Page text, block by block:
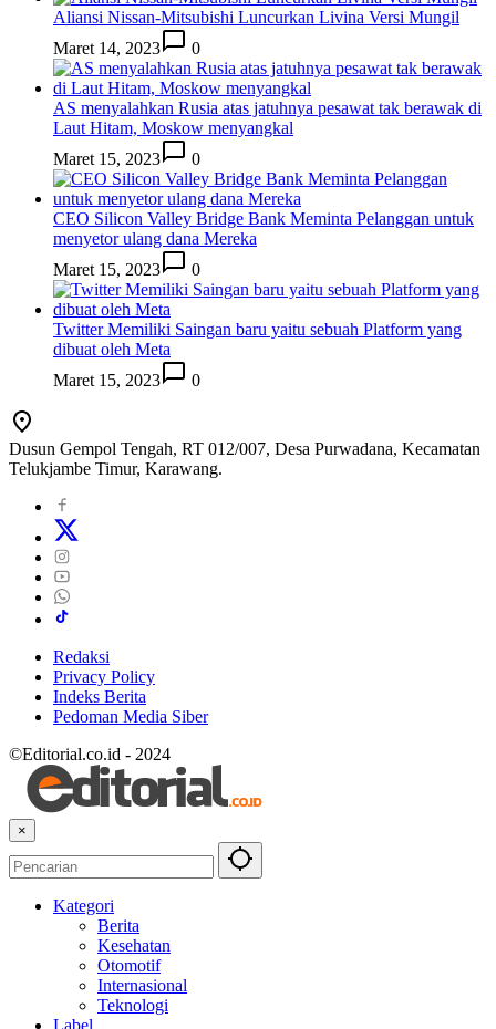
Aliansi Nissan-Mitsubishi Luncurkan Livina Versi Mungil
Maret 14, 2023
0
AS menyalahkan Rusia atas jatuhnya pesawat tak berawak di
Laut Hitam, Moskow menyangkal
Maret 15, 2023
0
CEO Silicon Valley Bridge Bank Meminta Pelanggan untuk
menyetor ulang dana Mereka
Maret 15, 2023
0
Twitter Memiliki Saingan baru yaitu sebuah Platform yang
dibuat oleh Meta
Maret 15, 2023
0
Dusun Gempol Tengah, RT 012/007, Desa Purwadana, Kecamatan
Telukjambe Timur, Karawang.
Redaksi
Privacy Policy
Indeks Berita
Pedoman Media Siber
©Editorial.co.id - 2024
×
Kategori
Berita
Kesehatan
Otomotif
Internasional
Teknologi
Label